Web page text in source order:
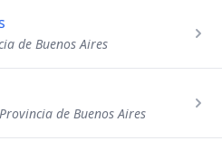
de Buenos Aires
de Buenos Aires